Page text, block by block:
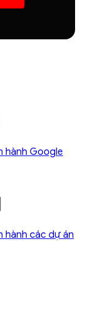
hành Google
hành các dự án